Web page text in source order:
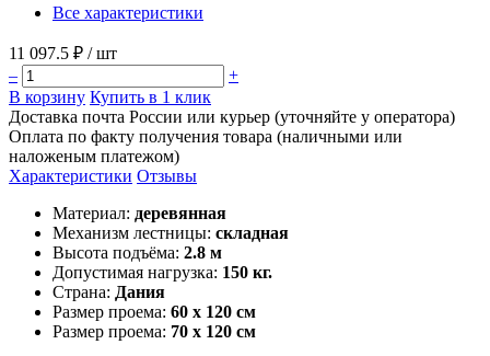
Все характеристики
11 097.5 ₽ / шт
–
+
В корзину Купить в 1 клик
Доставка почта России или курьер (уточняйте у оператора)
Оплата по факту получения товара (наличными или
наложеным платежом)
Характеристики Отзывы
Материал: деревянная
Механизм лестницы: складная
Высота подъёма: 2.8 м
Допустимая нагрузка: 150 кг.
Страна: Дания
Размер проема: 60 x 120 cм
Размер проема: 70 x 120 cм